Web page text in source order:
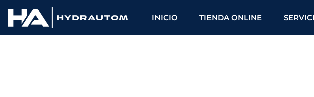
contenido
INICIO TIENDA ONLINE